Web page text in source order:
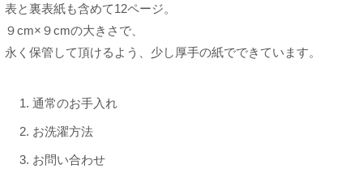
表と裏表紙も含めて12ページ。
９cm×９cmの大きさで、
永く保管して頂けるよう、少し厚手の紙でできています。
通常のお手入れ
お洗濯方法
お問い合わせ